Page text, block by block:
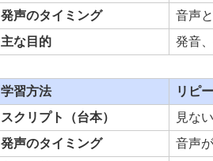
発声のタイミング
音声
主な目的
発音
学習方法
リピ
スクリプト（台本）
見ない
発声のタイミング
音声